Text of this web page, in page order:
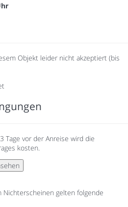
Objekt leider nicht akzeptiert (bis
Tage vor der Anreise wird die
kosten.
gelten folgende